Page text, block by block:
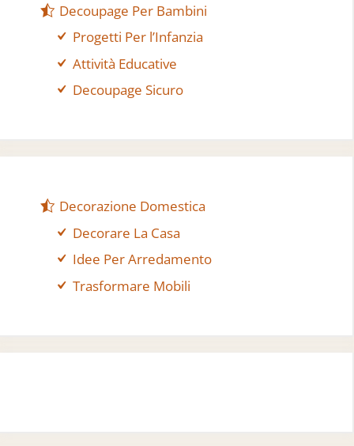
Decoupage Per Bambini
Progetti Per l’Infanzia
Attività Educative
Decoupage Sicuro
Decorazione Domestica
Decorare La Casa
Idee Per Arredamento
Trasformare Mobili